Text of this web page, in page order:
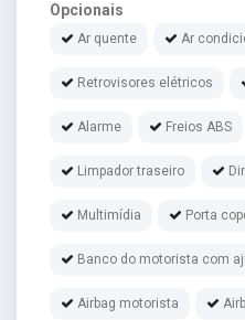
Opcionais
Ar quente Ar
Retrovisores elétricos
Alarme Freios ABS
Limpador traseiro
Multimídia Porta
Banco do motorista com
Airbag motorista